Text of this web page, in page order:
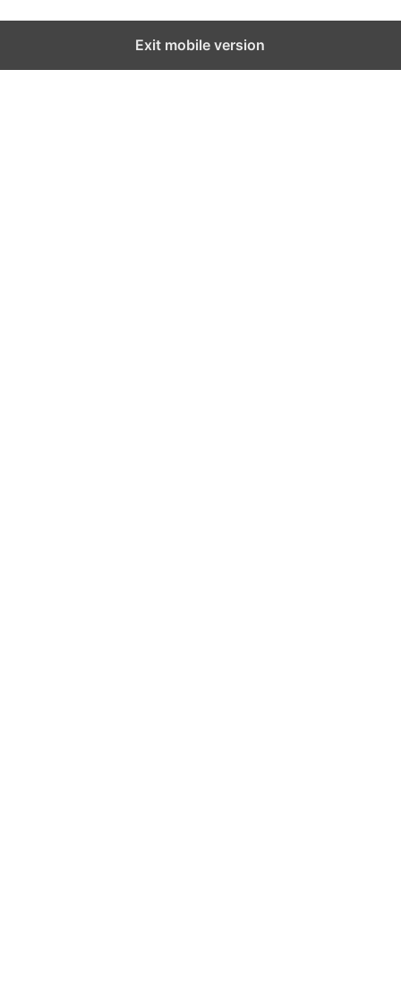
Exit mobile version